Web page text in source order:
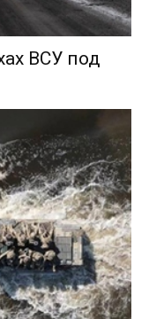
ВСУ под